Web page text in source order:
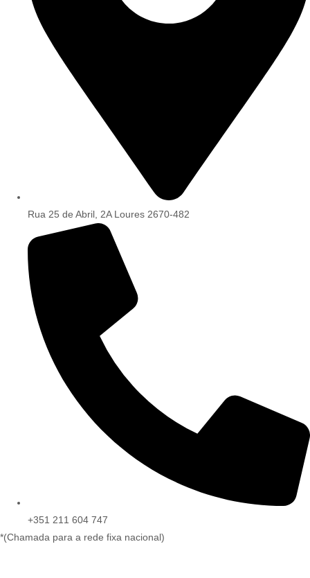
Rua 25 de Abril, 2A Loures 2670-482
+351 211 604 747
*(Chamada para a rede fixa nacional)